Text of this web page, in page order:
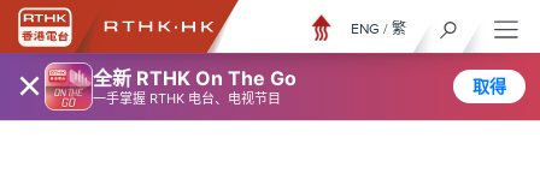
× 全新 RTHK On The Go
一手掌握 RTHK 电台、电视节目
取得
ENG / 繁